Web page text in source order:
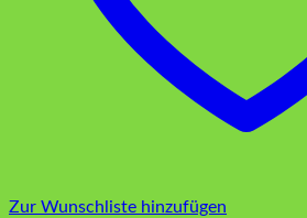
Zur Wunschliste hinzufügen